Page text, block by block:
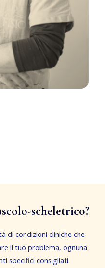
scheletrico?
di condizioni cliniche che
il tuo problema, ognuna
specifici consigliati.